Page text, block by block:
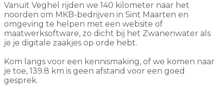
Vanuit Veghel rijden we 140 kilometer naar het
noorden om MKB-bedrijven in Sint Maarten en
omgeving te helpen met een website of
maatwerksoftware, zo dicht bij het Zwanenwater als
je je digitale zaakjes op orde hebt.
Kom langs voor een kennismaking, of we komen naar
je toe, 139.8 km is geen afstand voor een goed
gesprek.